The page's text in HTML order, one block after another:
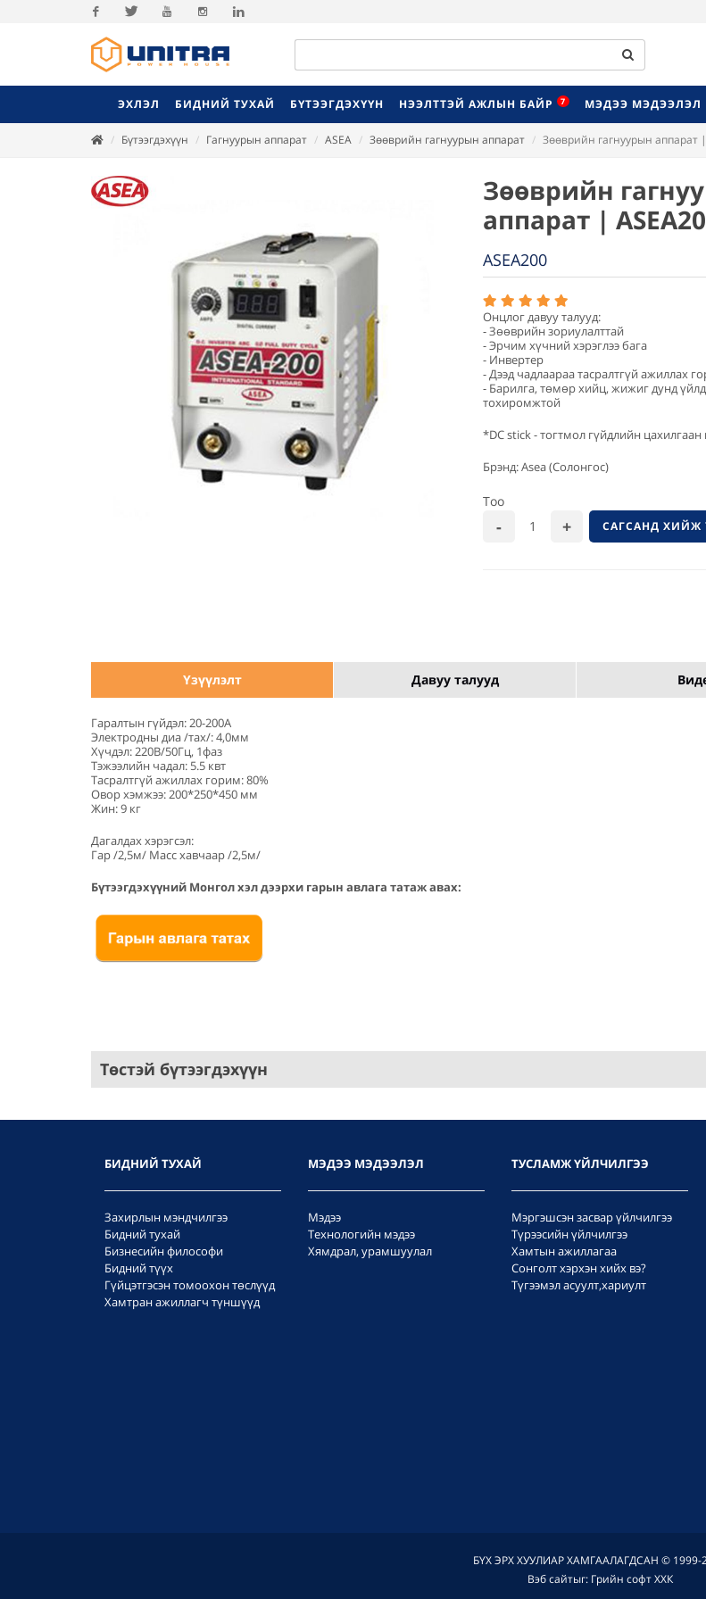
Facebook
ЭХЛЭЛ БИДНИЙ ТУХАЙ БҮТЭЭГДЭХҮҮН НЭЭЛТТЭЙ АЖЛЫН БАЙР 7 МЭДЭЭ МЭДЭЭЛЭЛ
Бүтээгдэхүүн Гагнуурын аппарат ASEA Зөөврийн гагнуурын аппарат Зөөврийн гагнуурын аппарат
Зөөврийн
аппарат |
ASEA200
Онцлог давуу талууд:
- Зөөврийн зориулалттай
- Эрчим хүчний хэрэглээ бага
- Инвертер
- Дээд чадлаараа тасралтгүй ажиллах
- Барилга, төмөр хийц, жижиг дунд
тохиромжтой
*DC stick - тогтмол гүйдлийн цахилгаан
Брэнд: Asea (Солонгос)
Тоо
САГСАНД ХИЙЖ
Үзүүлэлт Давуу талууд
Гаралтын гүйдэл: 20-200А
Электродны диа /тах/: 4,0мм
Хүчдэл: 220В/50Гц, 1фаз
Тэжээлийн чадал: 5.5 квт
Тасралтгүй ажиллах горим: 80%
Овор хэмжээ: 200*250*450 мм
Жин: 9 кг
Дагалдах хэрэгсэл:
Гар /2,5м/ Масс хавчаар /2,5м/
Бүтээгдэхүүний Монгол хэл дээрхи гарын авлага татаж авах:
Төстэй бүтээгдэхүүн
БИДНИЙ ТУХАЙ
Захирлын мэндчилгээ
Бидний тухай
Бизнесийн философи
Бидний түүх
Гүйцэтгэсэн томоохон төслүүд
Хамтран ажиллагч түншүүд
МЭДЭЭ МЭДЭЭЛЭЛ
Мэдээ
Технологийн мэдээ
Хямдрал, урамшуулал
ТУСЛАМЖ ҮЙЛЧИЛГЭЭ
Мэргэшсэн засвар үйлчилгээ
Түрээсийн үйлчилгээ
Хамтын ажиллагаа
Сонголт хэрхэн хийх вэ?
Түгээмэл асуулт,хариулт
БҮХ ЭРХ ХУУЛИАР ХАМГААЛАГДСАН © 1999-
Вэб сайтыг: Грийн софт ХХК